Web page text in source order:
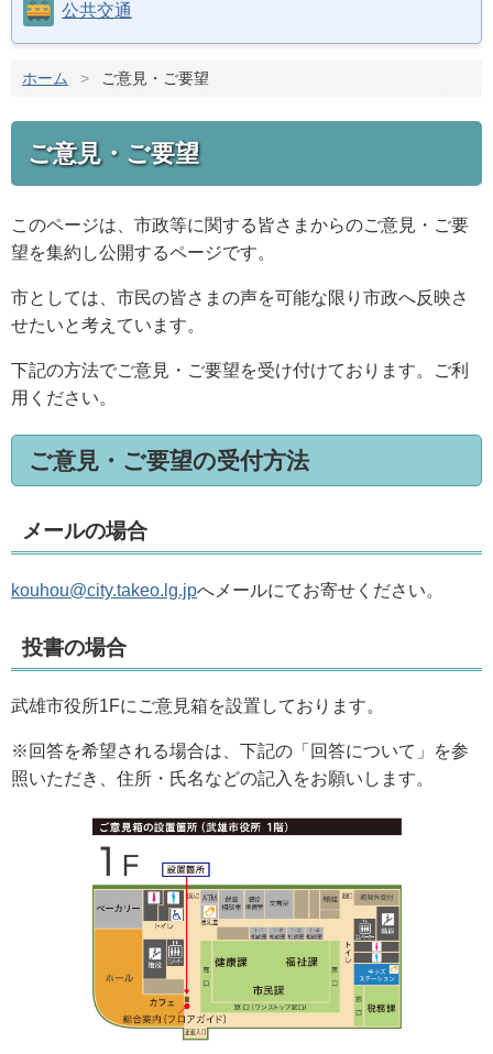
公共交通
ホーム > ご意見・ご要望
ご意見・ご要望
このページは、市政等に関する皆さまからのご意見・ご要
望を集約し公開するページです。
市としては、市民の皆さまの声を可能な限り市政へ反映さ
せたいと考えています。
下記の方法でご意見・ご要望を受け付けております。ご利
用ください。
ご意見・ご要望の受付方法
メールの場合
kouhou@city.takeo.lg.jpへメールにてお寄せください。
投書の場合
武雄市役所1Fにご意見箱を設置しております。
※回答を希望される場合は、下記の「回答について」を参
照いただき、住所・氏名などの記入をお願いします。